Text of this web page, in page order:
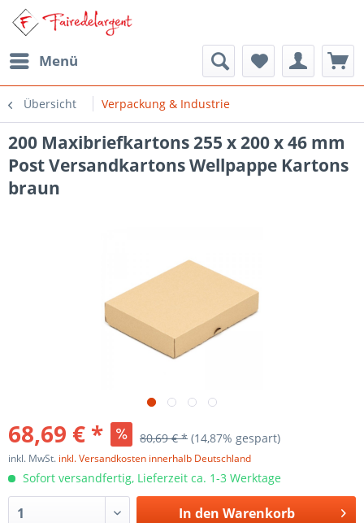
Menü
Übersicht Verpackung & Industrie
200 Maxibriefkartons 255 x 200 x 46 mm
Post Versandkartons Wellpappe Kartons
braun
68,69 € * 80,69 € * (14,87% gespart)
inkl. MwSt. inkl. Versandkosten innerhalb Deutschland
Sofort versandfertig, Lieferzeit ca. 1-3 Werktage
In den Warenkorb